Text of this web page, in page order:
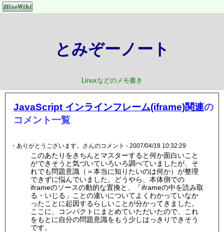
とみぞーノート
Linuxなどのメモ書き
JavaScript インラインフレーム(iframe)関連の
コメント一覧
・ありがとうございます。さんのコメント - 2007/04/18 10:32:29
このあたりをきちんとマスターすると何か面白いこと
ができそうと気づいていろいろ調べていましたが、そ
れでも問題意識（＝本当に知りたいのは何か）が整理
できずに悩んでいました。どうやら、本体側での
iframeのソースの動的な置換と、「iframeの中を読み取
る・いじる」ことの違いについてよくわかっていなか
ったことに起因するらしいことが分かってきました。
ここに、コンパクトにまとめていただいたので、これ
をもとに自分の問題意識をもう少しはっきりできそう
です。